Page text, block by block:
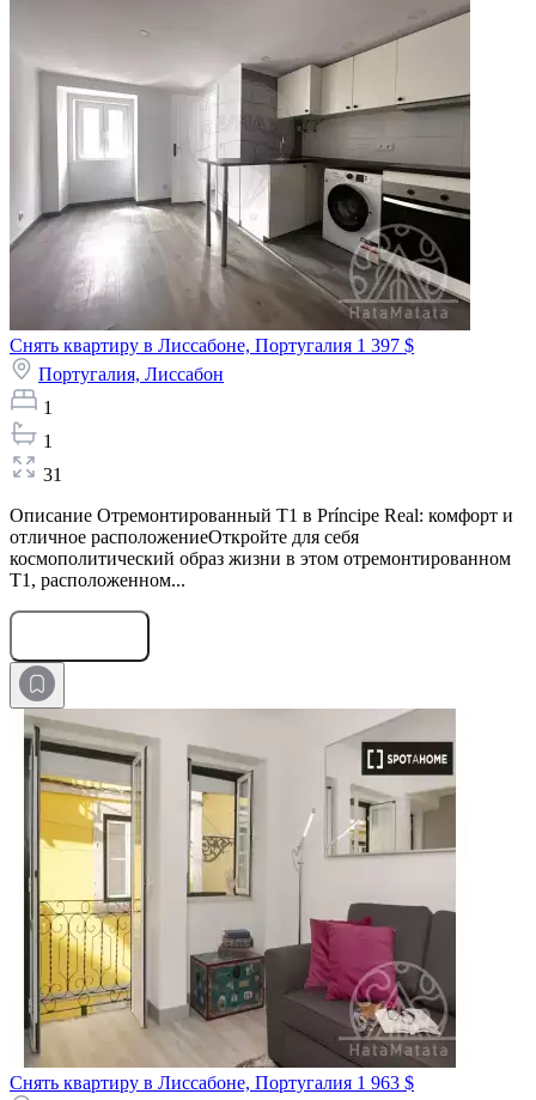
Снять квартиру в Лиссабоне, Португалия 1 397 $
Португалия, Лиссабон
1
1
31
Описание Отремонтированный T1 в Príncipe Real: комфорт и
отличное расположениеОткройте для себя
космополитический образ жизни в этом отремонтированном
T1, расположенном...
Снять квартиру в Лиссабоне, Португалия 1 963 $